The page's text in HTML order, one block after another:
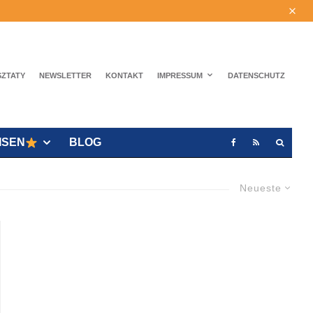
NEWSLETTER KONTAKT IMPRESSUM DATENSCHUTZ
BLOG
Neueste